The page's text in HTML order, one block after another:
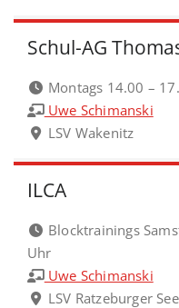
Schul-AG
Montags 14.00 –
Uwe Schimanski
LSV Wakenitz
ILCA
Blocktrainings
Uhr
Uwe Schimanski
LSV Ratzeburger See